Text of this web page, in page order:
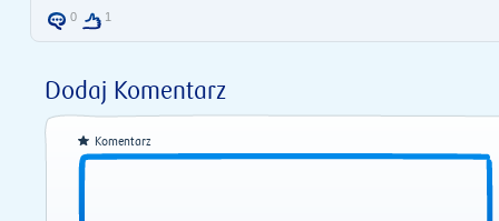
0 1
Dodaj Komentarz
Komentarz